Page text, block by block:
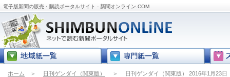
電子版新聞の販売・購読ポータルサイト - 新聞オンライン.COM
ホーム ＞ 日刊ゲンダイ（関東版） ＞ 日刊ゲンダイ（関東版） 2016年1月23日